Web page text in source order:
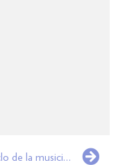
L’encyclo de la musicienne